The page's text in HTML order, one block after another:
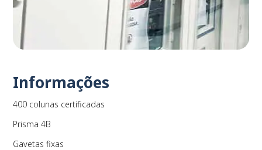
Informações
400 colunas certificadas
Prisma 4B
Gavetas fixas